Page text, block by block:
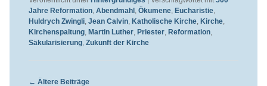
Jahre Reformation, Abendmahl , Ökumene, Eucharistie,
Huldrych Zwingli, Jean Calvin, Katholische Kirche, Kirche,
Kirchenspaltung, Martin Luther, Priester, Reformation,
Säkularisierung, Zukunft der Kirche
Beitragsnavigation
← Ältere Beiträge